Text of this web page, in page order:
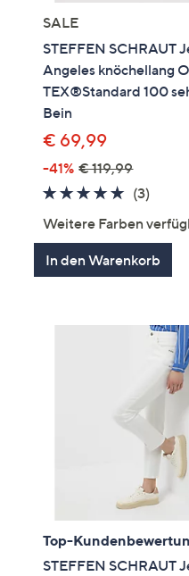
SALE
STEFFEN SCHRAUT
Angeles knöchellang
TEX®Standard 100
Bein
€ 69,99
-41% € 119,99
4.7
5
(3)
Weitere Farben
In den Warenkorb
Top-
STEFFEN SCHRAUT